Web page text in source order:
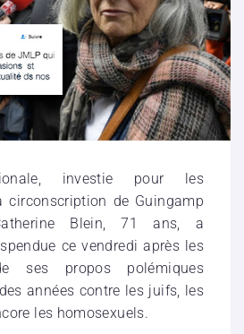
investie pour les
circonscription de Guingamp
Blein, 71 ans, a
ce vendredi après les
ses propos polémiques
années contre les juifs, les
les homosexuels.